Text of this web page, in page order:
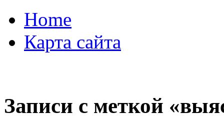
Home
Карта сайта
Записи с меткой